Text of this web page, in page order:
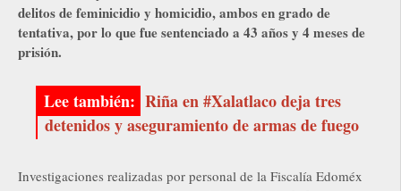
delitos de feminicidio y homicidio, ambos en grado de
tentativa, por lo que fue sentenciado a 43 años y 4 meses de
prisión.
Riña en #Xalatlaco deja tres
detenidos y aseguramiento de armas de fuego
Investigaciones realizadas por personal de la Fiscalía Edoméx